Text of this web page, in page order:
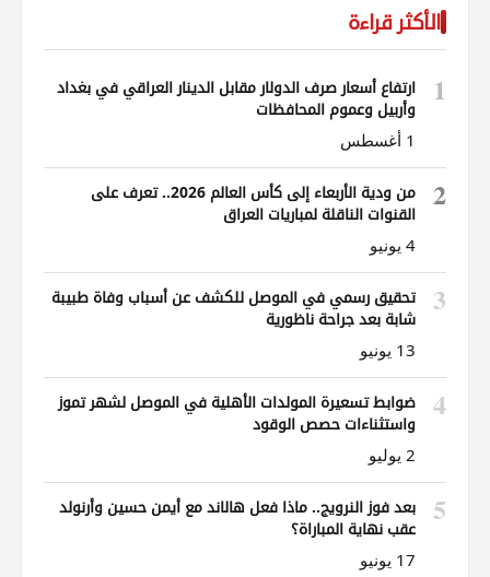
الأكثر قراءة
1
ارتفاع أسعار صرف الدولار مقابل الدينار العراقي في بغداد
وأربيل وعموم المحافظات
1 أغسطس
2
من ودية الأربعاء إلى كأس العالم 2026.. تعرف على
القنوات الناقلة لمباريات العراق
4 يونيو
3
تحقيق رسمي في الموصل للكشف عن أسباب وفاة طبيبة
شابة بعد جراحة ناظورية
13 يونيو
4
ضوابط تسعيرة المولدات الأهلية في الموصل لشهر تموز
واستثناءات حصص الوقود
2 يوليو
5
بعد فوز النرويج.. ماذا فعل هالاند مع أيمن حسين وأرنولد
عقب نهاية المباراة؟
17 يونيو